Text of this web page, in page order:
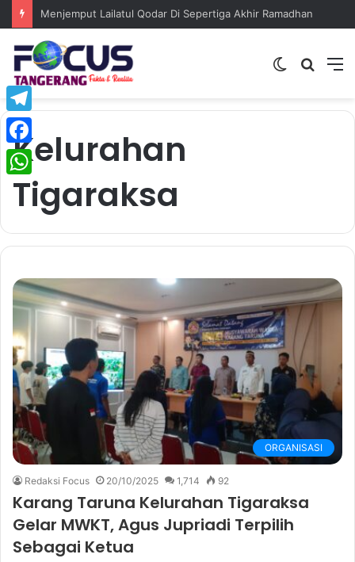
Menjemput Lailatul Qodar Di Sepertiga Akhir Ramadhan
Switch
Kelurahan
Tigaraksa
ORGANISASI
Redaksi Focus 20/10/2025 1,714 92
Karang Taruna Kelurahan Tigaraksa
Gelar MWKT, Agus Jupriadi Terpilih
Sebagai Ketua
Telegram
Facebook
WhatsApp